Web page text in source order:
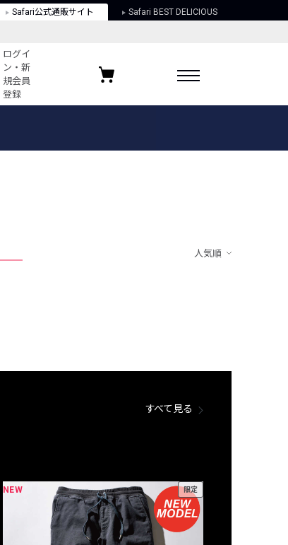
Safari公式通販サイト Safari BEST DELICIOUS
ログイ
ン・新
規会員
登録
お気に入りブランド
人気順
すべて見る
NEW 限定